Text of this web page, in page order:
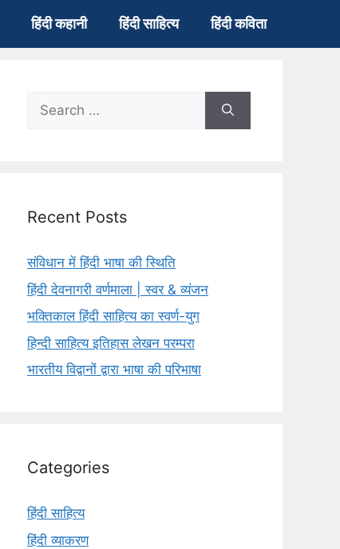
हिंदी कहानी हिंदी साहित्य हिंदी कविता
Search
for:
Recent Posts
संविधान में हिंदी भाषा की स्थिति
हिंदी देवनागरी वर्णमाला | स्वर & व्यंजन
भक्तिकाल हिंदी साहित्य का स्वर्ण-युग
हिन्दी साहित्य इतिहास लेखन परम्परा
भारतीय विद्वानों द्वारा भाषा की परिभाषा
Categories
हिंदी साहित्य
हिंदी व्याकरण